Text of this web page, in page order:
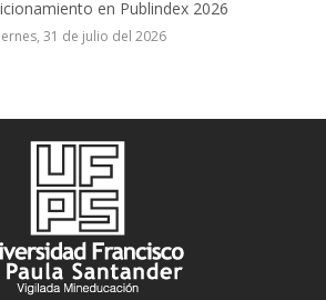
en Publindex 2026
31 de julio del 2026